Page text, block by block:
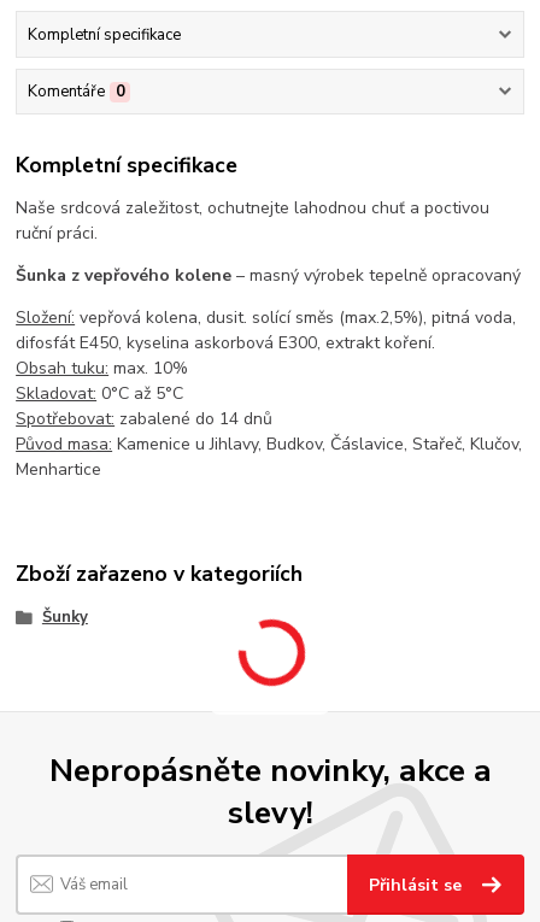
Kompletní specifikace
Komentáře 0
Kompletní specifikace
Naše srdcová zaležitost, ochutnejte lahodnou chuť a poctivou
ruční práci.
Šunka z vepřového kolene– masný výrobek tepelně opracovaný
Složení: vepřová kolena, dusit. solící směs (max.2,5%), pitná voda,
difosfát E450, kyselina askorbová E300, extrakt koření.
Obsah tuku: max. 10%
Skladovat: 0°C až 5°C
Spotřebovat: zabalené do 14 dnů
Původ masa: Kamenice u Jihlavy, Budkov, Čáslavice, Stařeč, Klučov,
Menhartice
Zboží zařazeno v kategoriích
Šunky
Nepropásněte novinky, akce a
slevy!
Přihlásit se